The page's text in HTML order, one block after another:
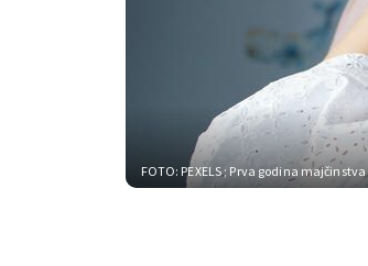
FOTO: PEXELS ; Prva godina majčinstva